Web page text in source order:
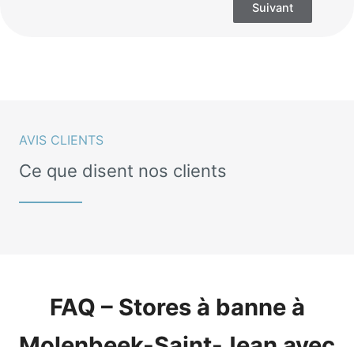
Suivant
AVIS CLIENTS
Ce que disent nos clients
FAQ – Stores à banne à